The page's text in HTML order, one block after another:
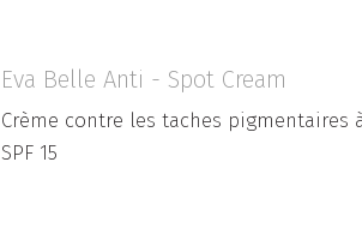
Eva Belle Anti - Spot Cream
Crème contre les taches pigmentaires
SPF 15